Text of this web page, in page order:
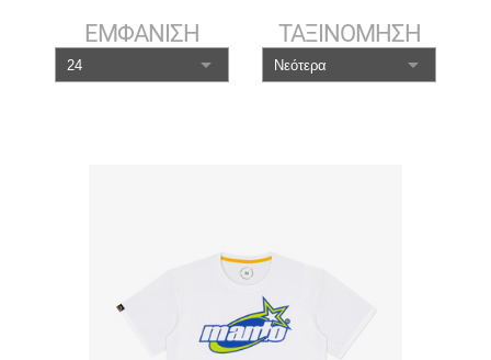
ΕΜΦΑΝΙΣΗ ΤΑΞΙΝΟΜΗΣΗ